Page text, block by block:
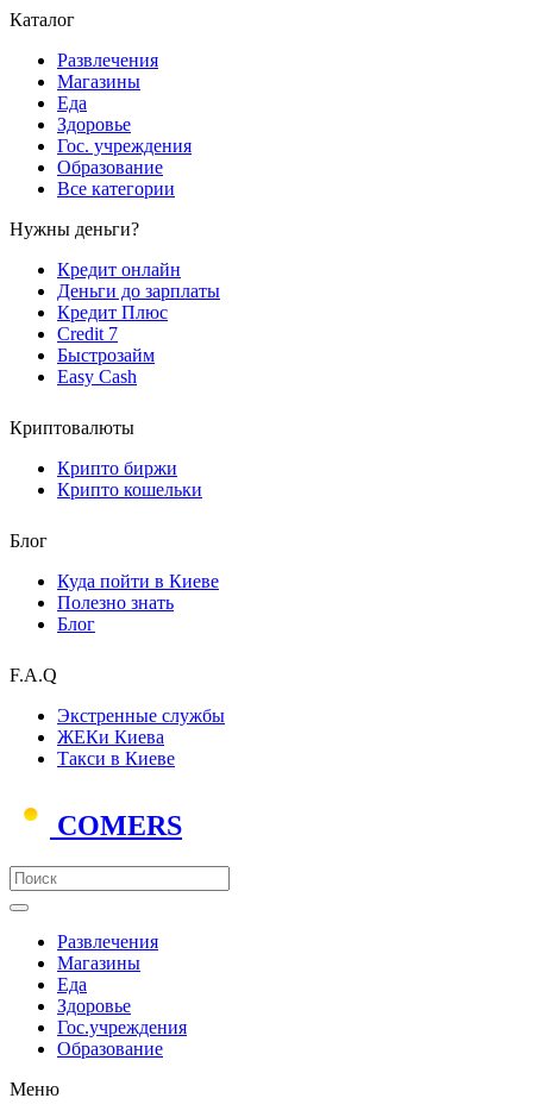
Каталог
Развлечения
Магазины
Еда
Здоровье
Гос. учреждения
Образование
Все категории
Нужны деньги?
Кредит онлайн
Деньги до зарплаты
Кредит Плюс
Credit 7
Быстрозайм
Easy Cash
Криптовалюты
Крипто биржи
Крипто кошельки
Блог
Куда пойти в Киеве
Полезно знать
Блог
F.A.Q
Экстренные службы
ЖЕКи Киева
Такси в Киеве
COMERS
Развлечения
Магазины
Еда
Здоровье
Гос.учреждения
Образование
Меню